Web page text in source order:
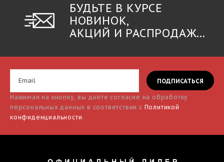
БУДЬТЕ В КУРСЕ
НОВИНОК,
АКЦИЙ И РАСПРОДАЖ...
Нажимая на кнопку, вы даёте согласие на обработку
персональных данных в соответствии с Политикой
конфиденциальности.